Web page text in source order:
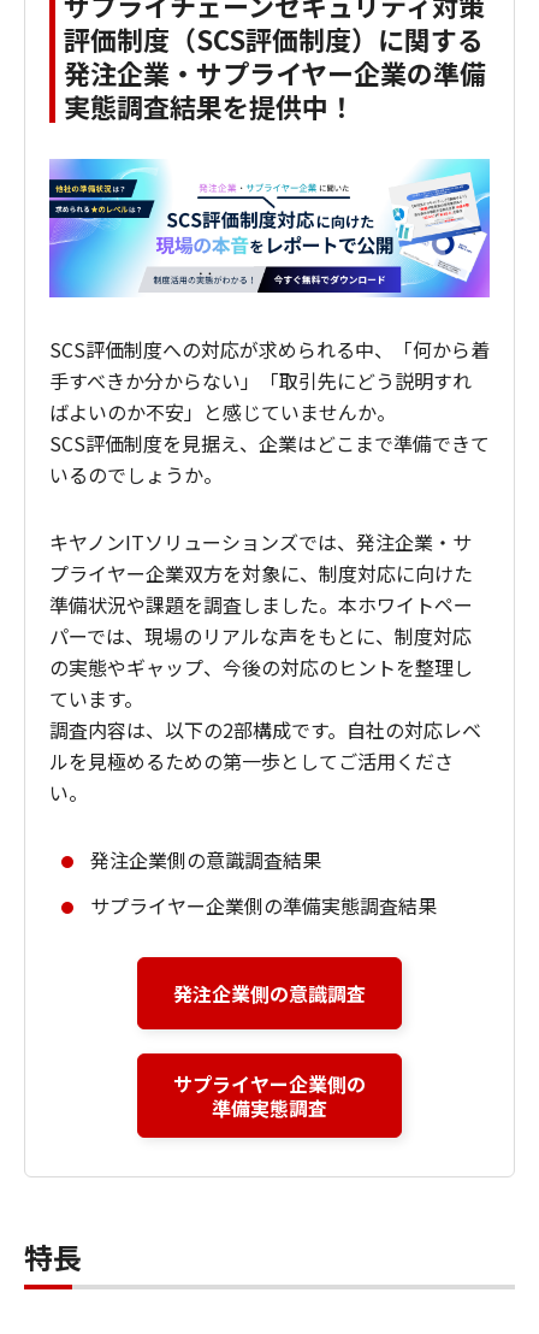
評価制度（SCS評価制度）に関する
発注企業・サプライヤー企業の準備
実態調査結果を提供中！
SCS評価制度への対応が求められる中、「何から着
手すべきか分からない」「取引先にどう説明すれ
ばよいのか不安」と感じていませんか。
SCS評価制度を見据え、企業はどこまで準備できて
いるのでしょうか。
キヤノンITソリューションズでは、発注企業・サ
プライヤー企業双方を対象に、制度対応に向けた
準備状況や課題を調査しました。本ホワイトペー
パーでは、現場のリアルな声をもとに、制度対応
の実態やギャップ、今後の対応のヒントを整理し
ています。
調査内容は、以下の2部構成です。自社の対応レベ
ルを見極めるための第一歩としてご活用くださ
い。
発注企業側の意識調査結果
サプライヤー企業側の準備実態調査結果
発注企業側の意識調査
サプライヤー企業側の
準備実態調査
特長